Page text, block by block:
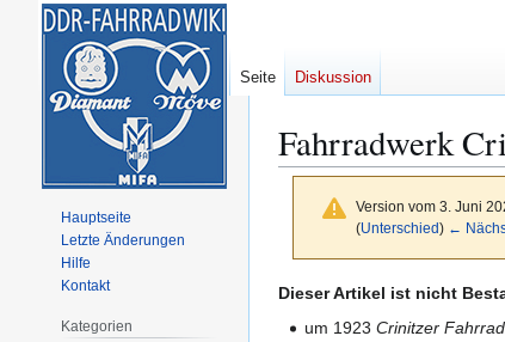
Fahrradwerk
Version vom 3. Juni
(Unterschied) ←
Zur
Navigation
Zur
Dieser Artikel ist nicht
um 1923Crinitzer
Seite Diskussion
Hauptseite
Letzte Änderungen
Hilfe
Kontakt
Kategorien